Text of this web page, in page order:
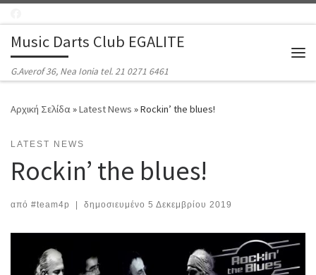
Music Darts Club EGALITE
G.Averof 36, Nea Ionia tel. 21 0271 6461
Αρχική Σελίδα»Latest News »Rockin’ the blues!
LATEST NEWS
Rockin’ the blues!
από #team4p δημοσιευμένο 5 Δεκεμβρίου 2019